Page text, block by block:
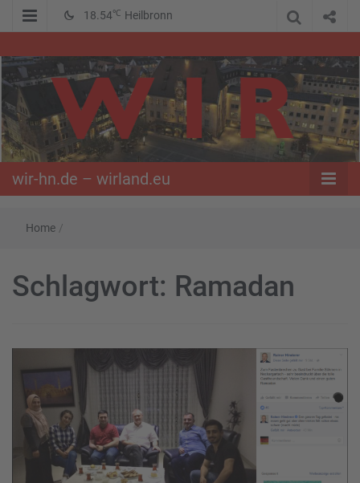
18.54℃ Heilbronn
wir-hn.de –
wirland.eu
wir-hn.de – wirland.eu
Home /
Schlagwort: Ramadan